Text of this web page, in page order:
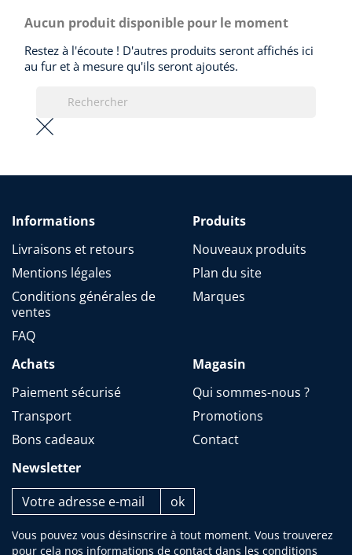
Aucun produit disponible pour le moment
Restez à l'écoute ! D'autres produits seront affichés ici
au fur et à mesure qu'ils seront ajoutés.
Informations
Livraisons et retours
Mentions légales
Conditions générales de
ventes
FAQ
Produits
Nouveaux produits
Plan du site
Marques
Achats
Paiement sécurisé
Transport
Bons cadeaux
Magasin
Qui sommes-nous ?
Promotions
Contact
Newsletter
Vous pouvez vous désinscrire à tout moment. Vous trouverez
pour cela nos informations de contact dans les conditions